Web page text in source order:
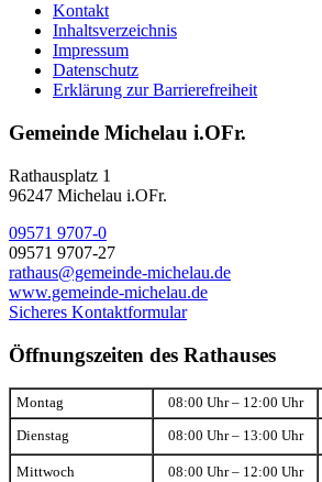
Kontakt
Inhaltsverzeichnis
Impressum
Datenschutz
Erklärung zur Barrierefreiheit
Gemeinde Michelau i.OFr.
Rathausplatz 1
96247 Michelau i.OFr.
09571 9707-0
09571 9707-27
rathaus@gemeinde-michelau.de
www.gemeinde-michelau.de
Sicheres Kontaktformular
Öffnungszeiten des Rathauses
Montag 08:00 Uhr – 12:00 Uhr
Dienstag 08:00 Uhr – 13:00 Uhr
Mittwoch 08:00 Uhr – 12:00 Uhr